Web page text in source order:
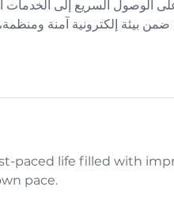
الوصول السريع إلى الخدمات
ضمن بيئة إلكترونية آمنة
paced life filled with
pace.